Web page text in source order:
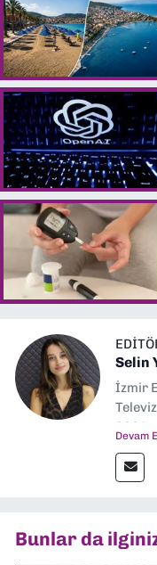
Selin
İzmir
2024
Devam
Bunlar da